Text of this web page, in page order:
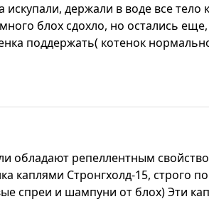
держали в воде все
блох сдохло, но остались
поддержать( котенок
обладают репеллентным
каплями Стронгхолд-15, строго
спреи и шампуни от блох) Эти